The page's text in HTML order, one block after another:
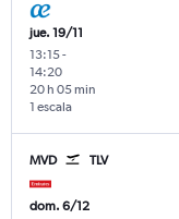
jue. 19/11
13:15-
14:20
1 escala
20 h 05 min
MVD TLV
dom. 6/12